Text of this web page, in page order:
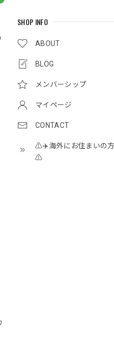
SHOP INFO
ABOUT
BLOG
メンバーシップ
マイページ
CONTACT
⚠️✈️海外にお住まいの
⚠️